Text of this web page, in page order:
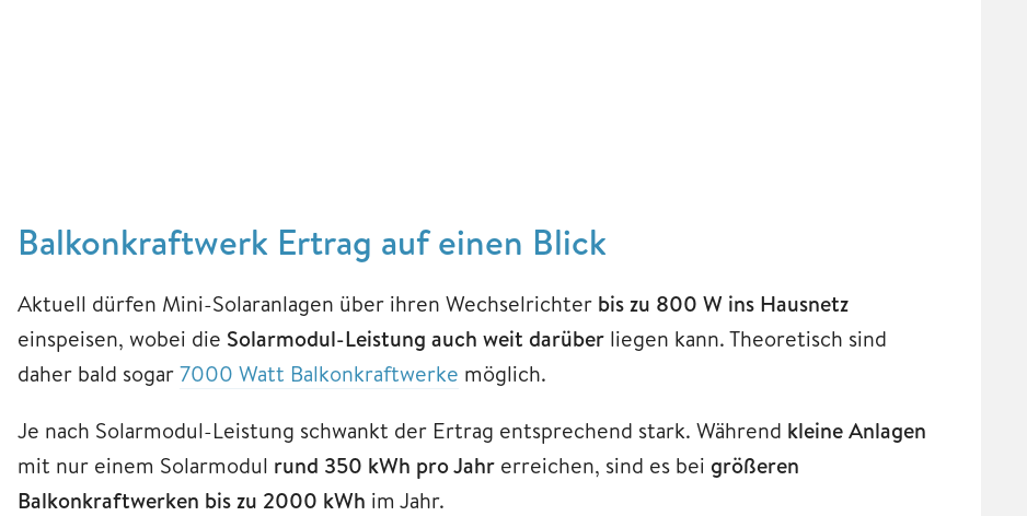
Balkonkraftwerk Ertrag auf einen Blick
Aktuell dürfen Mini-Solaranlagen über ihren Wechselrichter bis zu 800 W ins Hausnetz
einspeisen, wobei die Solarmodul-Leistung auch weit darüber liegen kann. Theoretisch sind
daher bald sogar7000 Watt Balkonkraftwerke möglich.
Je nach Solarmodul-Leistung schwankt der Ertrag entsprechend stark. Während kleine Anlagen
mit nur einem Solarmodul rund 350 kWh pro Jahr erreichen, sind es bei größeren
Balkonkraftwerken bis zu 2000 kWh im Jahr.